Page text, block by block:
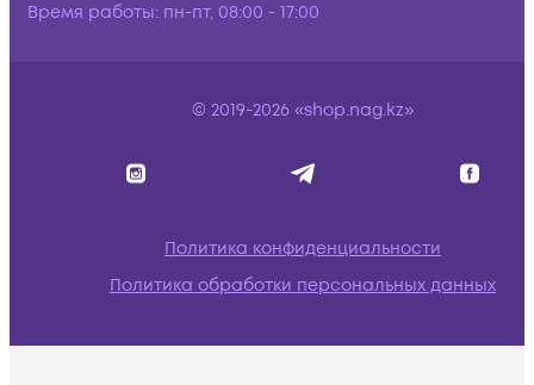
Время работы: пн-пт, 08:00 - 17:00
© 2019-2026 «shop.nag.kz»
Политика конфиденциальности
Политика обработки персональных данных